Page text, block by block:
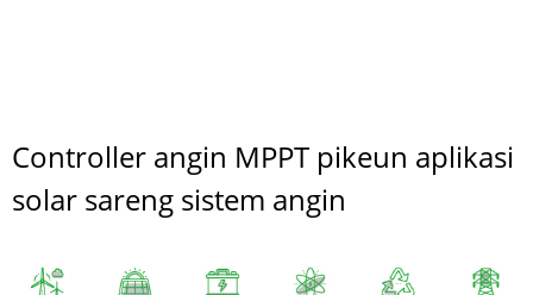
Controller angin MPPT pikeun aplikasi
solar sareng sistem angin